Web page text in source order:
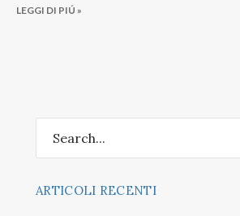
LEGGI DI PIÚ »
ARTICOLI RECENTI